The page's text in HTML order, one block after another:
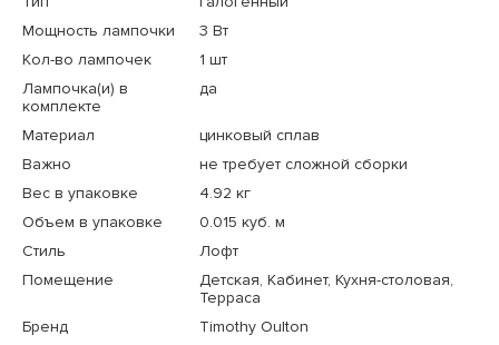
Мощность лампочки
3 Вт
Кол-во лампочек
1 шт
Лампочка(и) в
комплекте
да
Материал
цинковый сплав
Важно
не требует сложной сборки
Вес в упаковке
4.92 кг
Объем в упаковке
0.015 куб. м
Стиль
Лофт
Помещение
Детская, Кабинет, Кухня-столовая,
Терраса
Бренд
Timothy Oulton